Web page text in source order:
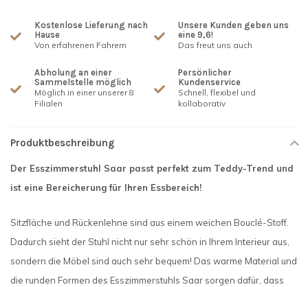
Kostenlose Lieferung nach
Hause
Von erfahrenen Fahrern
Unsere Kunden geben uns
eine 9,6!
Das freut uns auch
Abholung an einer
Sammelstelle möglich
Möglich in einer unserer 8
Filialen
Persönlicher
Kundenservice
Schnell, flexibel und
kollaborativ
Produktbeschreibung
Der Esszimmerstuhl Saar passt perfekt zum Teddy-Trend und
ist eine Bereicherung für Ihren Essbereich!
Sitzfläche und Rückenlehne sind aus einem weichen Bouclé-Stoff.
Dadurch sieht der Stuhl nicht nur sehr schön in Ihrem Interieur aus,
sondern die Möbel sind auch sehr bequem! Das warme Material und
die runden Formen des Esszimmerstuhls Saar sorgen dafür, dass